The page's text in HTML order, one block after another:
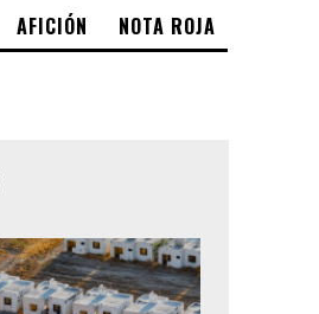
AFICIÓN NOTA ROJA